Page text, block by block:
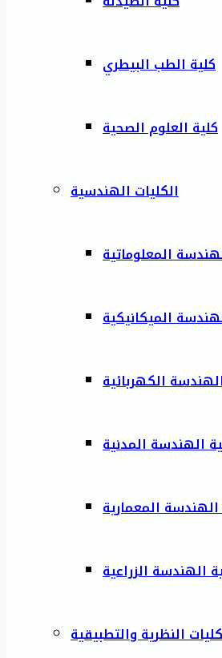
كلية الطب البيطري
كلية العلوم الصحية
الكليات الهندسية
المعلوماتية
الميكانيكية
الكهربائية
الهندسة المدنية
المعمارية
الهندسة الزراعية
النظرية والتطبيقية